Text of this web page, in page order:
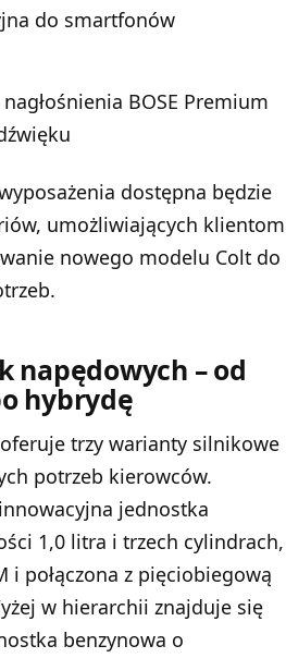
do smartfonów
BOSE Premium
dostępna będzie
umożliwiających klientom
nowego modelu Colt do
napędowych – od
hybrydę
trzy warianty silnikowe
potrzeb kierowców.
jednostka
1,0 litra i trzech cylindrach,
i połączona z pięciobiegową
w hierarchii znajduje się
benzynowa o